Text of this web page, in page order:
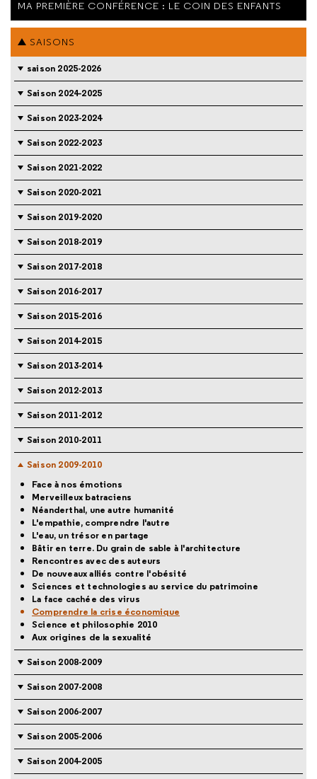
MA PREMIÈRE CONFÉRENCE : LE COIN DES ENFANTS
SAISONS
saison 2025-2026
Saison 2024-2025
Saison 2023-2024
Saison 2022-2023
Saison 2021-2022
Saison 2020-2021
Saison 2019-2020
Saison 2018-2019
Saison 2017-2018
Saison 2016-2017
Saison 2015-2016
Saison 2014-2015
Saison 2013-2014
Saison 2012-2013
Saison 2011-2012
Saison 2010-2011
Saison 2009-2010
Face à nos émotions
Merveilleux batraciens
Néanderthal, une autre humanité
L'empathie, comprendre l'autre
L'eau, un trésor en partage
Bâtir en terre. Du grain de sable à l'architecture
Rencontres avec des auteurs
De nouveaux alliés contre l'obésité
Sciences et technologies au service du patrimoine
La face cachée des virus
Comprendre la crise économique
Science et philosophie 2010
Aux origines de la sexualité
Saison 2008-2009
Saison 2007-2008
Saison 2006-2007
Saison 2005-2006
Saison 2004-2005